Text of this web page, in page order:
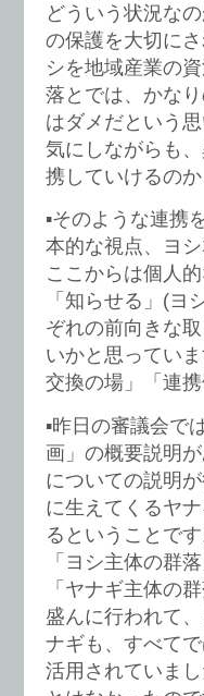
どういう状況な
の保護を大切に
シを地域産業の
落とでは、かな
はダメだという
気にしながらも
携していけるの
▪️そのような連携
本的な視点、ヨ
ここからは個人
「知らせる」(
ぞれの前向きな
いかと思ってい
交換の場」「連
▪️昨日の審議会で
画」の概要説明
についての説明
に生えてくるヤ
るということで
「ヨシ主体の群
「ヤナギ主体の
盛んに行われて
ナギも、すべて
活用されていま